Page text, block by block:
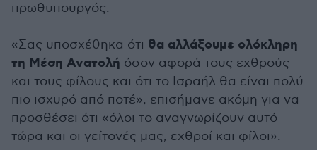
πρωθυπουργός.
«Σας υποσχέθηκα ότι θα αλλάξουμε ολόκληρη
τη Μέση Ανατολή όσον αφορά τους εχθρούς
και τους φίλους και ότι το Ισραήλ θα είναι πολύ
πιο ισχυρό από ποτέ», επισήμανε ακόμη για να
προσθέσει ότι «όλοι το αναγνωρίζουν αυτό
τώρα και οι γείτονές μας, εχθροί και φίλοι».